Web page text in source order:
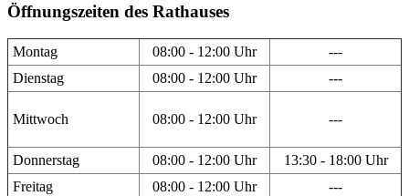
Öffnungszeiten des Rathauses
Montag 08:00 - 12:00 Uhr
---
Dienstag
08:00 - 12:00 Uhr ---
Mittwoch 08:00 - 12:00 Uhr ---
Donnerstag 08:00 - 12:00 Uhr
13:30 - 18:00 Uhr
Freitag
08:00 - 12:00 Uhr ---